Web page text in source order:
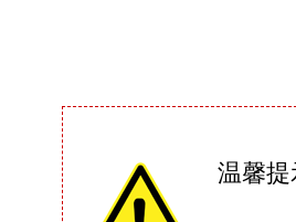
温馨提